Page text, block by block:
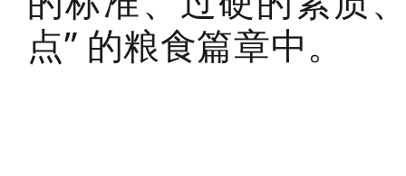
点” 的粮食篇章中。